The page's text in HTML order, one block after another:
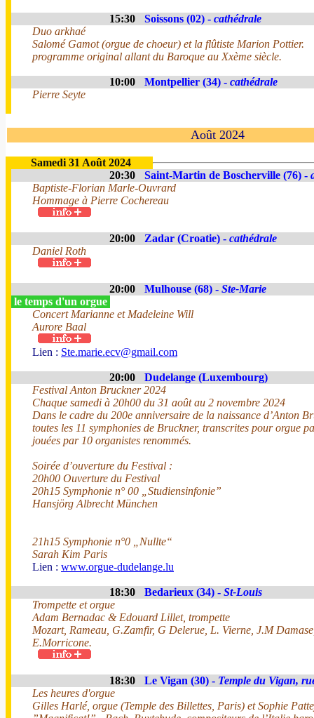
15:30 Soissons (02) - cathédrale
Duo arkhaé
Salomé Gamot (orgue de choeur) et la flûtiste Marion Pottier.
programme original allant du Baroque au Xxème siècle.
10:00 Montpellier (34) - cathédrale
Pierre Seyte
Août 2024
Samedi 31 Août 2024
20:30
Saint-Martin de Boscherville (76) -
Baptiste-Florian Marle-Ouvrard
Hommage à Pierre Cochereau
20:00 Zadar (Croatie) - cathédrale
Daniel Roth
20:00 Mulhouse (68) - Ste-Marie
le temps d'un orgue
Concert Marianne et Madeleine Will
Aurore Baal
Lien : Ste.marie.ecv@gmail.com
20:00
Dudelange (Luxembourg)
Festival Anton Bruckner 2024
Chaque samedi à 20h00 du 31 août au 2 novembre 2024
Dans le cadre du 200e anniversaire de la naissance d’Anton
toutes les 11 symphonies de Bruckner, transcrites pour orgue
jouées par 10 organistes renommés.
Soirée d’ouverture du Festival :
20h00 Ouverture du Festival
20h15 Symphonie n° 00 „Studiensinfonie”
Hansjörg Albrecht München
21h15 Symphonie n°0 „Nullte“
Sarah Kim Paris
Lien : www.orgue-dudelange.lu
18:30 Bedarieux (34) - St-Louis
Trompette et orgue
Adam Bernadac & Edouard Lillet, trompette
Mozart, Rameau, G.Zamfir, G Delerue, L. Vierne, J.M
E.Morricone.
18:30 Le Vigan (30) - Temple du Vigan,
Les heures d'orgue
Gilles Harlé, orgue (Temple des Billettes, Paris) et Sophie